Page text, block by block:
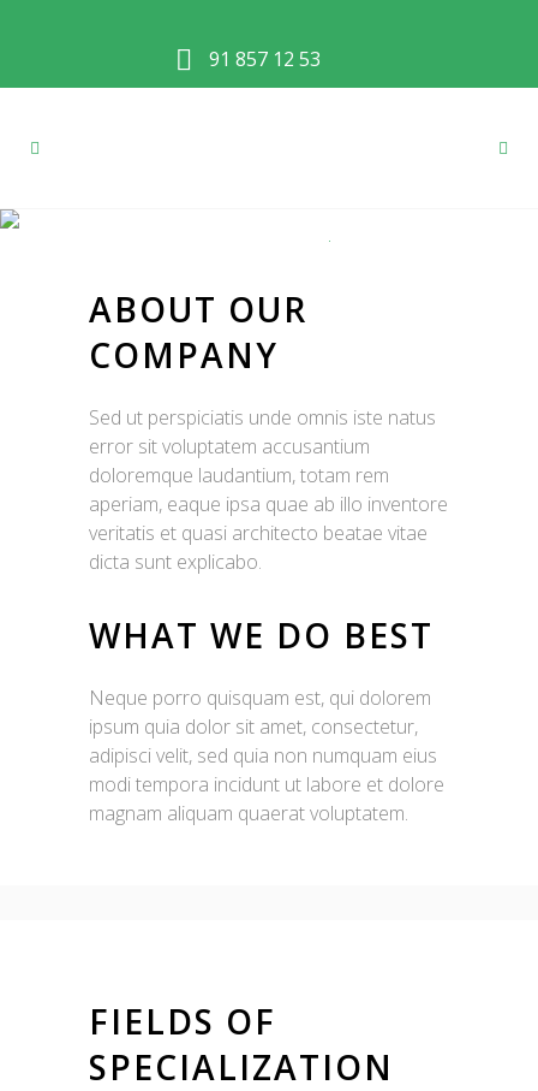
91 857 12 53
Case Study
ABOUT OUR
COMPANY
Sed ut perspiciatis unde omnis iste natus
error sit voluptatem accusantium
doloremque laudantium, totam rem
aperiam, eaque ipsa quae ab illo inventore
veritatis et quasi architecto beatae vitae
dicta sunt explicabo.
WHAT WE DO BEST
Neque porro quisquam est, qui dolorem
ipsum quia dolor sit amet, consectetur,
adipisci velit, sed quia non numquam eius
modi tempora incidunt ut labore et dolore
magnam aliquam quaerat voluptatem.
FIELDS OF
SPECIALIZATION